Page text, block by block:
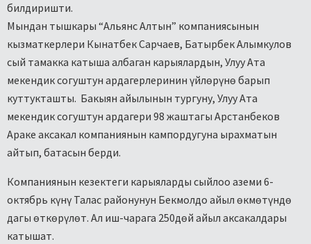
билдиришти.
Мындан тышкары “Альянс Алтын” компаниясынын
кызматкерлери Кынатбек Сарчаев, Батырбек Алымкулов
сый тамакка катыша албаган карыялардын, Улуу Ата
мекендик согуштун ардагерлеринин үйлөрүнө барып
куттукташты. Бакыян айылынын тургуну, Улуу Ата
мекендик согуштун ардагери 98 жаштагы Арстанбеков
Араке аксакал компаниянын кампордугуна ырахматын
айтып, батасын берди.
Компаниянын кезектеги карыяларды сыйлоо аземи 6-
октябрь күнү Талас районунун Бекмолдо айыл өкмөтүндө
дагы өткөрүлөт. Ал иш-чарага 250дөй айыл аксакалдары
катышат.